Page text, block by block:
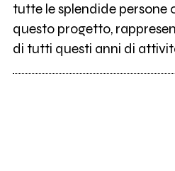
tutte le splendide persone
questo progetto,
di tutti questi anni di